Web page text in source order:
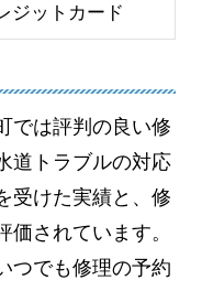
ジットカード
では評判の良い修
道トラブルの対応
受けた実績と、修
されています。
つでも修理の予約